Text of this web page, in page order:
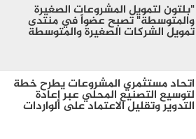
"بلتون لتمويل المشروعات الصغيرة
والمتوسطة" تصبح عضواً في منتدى
تمويل الشركات الصغيرة والمتوسطة
اتحاد مستثمري المشروعات يطرح خطة
لتوسيع التصنيع المحلي عبر إعادة
التدوير وتقليل الاعتماد على الواردات